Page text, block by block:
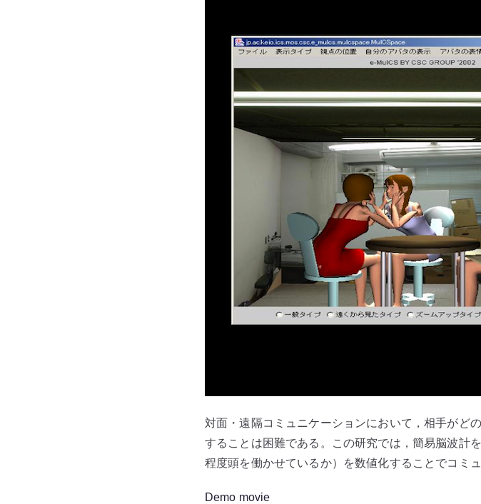
対面・遠隔コミュニケーションにおいて，相手がど
することは困難である。この研究では，簡易脳波計
程度頭を働かせているか）を数値化することでコミ
Demo movie